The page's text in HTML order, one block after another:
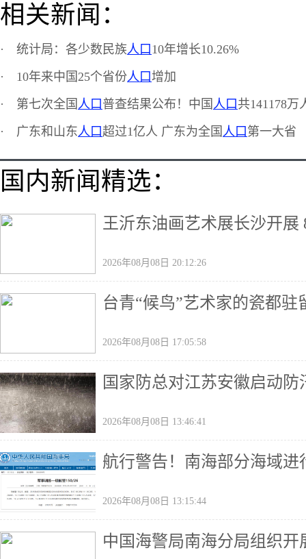
相关新闻：
· 统计局：各少数民族人口 10年增长10.26%
· 10年来中国25个省份人口 增加
· 第七次全国 人口 普查结果公布！中国 人口 共141178万
· 广东和山东人口 超过1亿人 广东为全国 人口 第一大省
国内新闻精选：
王沂东油画艺术展长沙开展
2026年08月08日 20:12:26
台青“候鸟”艺术家的瓷都
2026年08月08日 17:05:58
国家防总对江苏安徽启动
2026年08月08日 13:46:41
航行警告！南海部分海域进
2026年08月08日 13:15:44
中国海警局南海分局组织